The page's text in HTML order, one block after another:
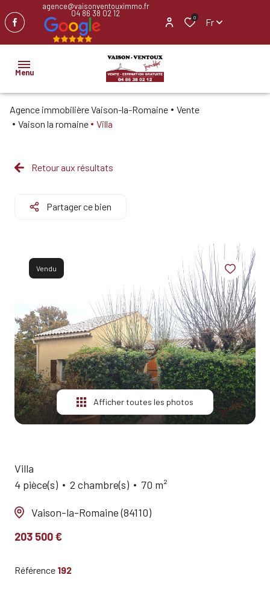
agence@vaisonventouximmo.fr
04 86 38 02 12 0 Fr
Menu
ACCUEIL
BIENS
PROFESSIONNEL
ESTIMATION
ALERTE
E-MAIL
QUI
SOMMES-
NOUS?
CONTACT
Agence immobilière Vaison-la-Romaine
Vente
Vaison la romaine
Villa
Retour aux résultats
Partager ce bien
Vendu
Afficher toutes les photos
Villa
4 pièce(s)
2 chambre(s) 70 m²
Vaison-la-Romaine (84110)
203 500 €
Référence 192